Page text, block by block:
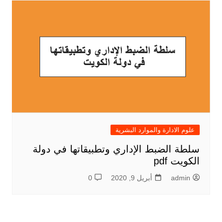
علوم الادارة والموارد البشرية
سلطة الضبط الإداري وتطبيقاتها في دولة
الكويت pdf
admin أبريل 9, 2020 0